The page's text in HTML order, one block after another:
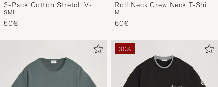
3-Pack Cotton Stretch V-
Neck T-Shirt White
SML
50€
Roll Neck Crew Neck T-Shirt
Silver Grey
M
60€
30%